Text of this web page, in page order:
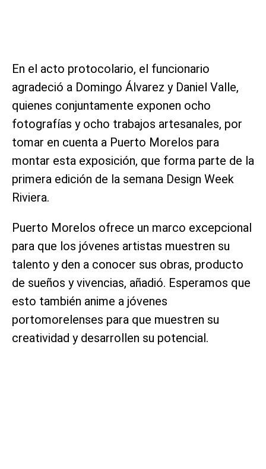
En el acto protocolario, el funcionario
agradeció a Domingo Álvarez y Daniel Valle,
quienes conjuntamente exponen ocho
fotografías y ocho trabajos artesanales, por
tomar en cuenta a Puerto Morelos para
montar esta exposición, que forma parte de la
primera edición de la semana Design Week
Riviera.
Puerto Morelos ofrece un marco excepcional
para que los jóvenes artistas muestren su
talento y den a conocer sus obras, producto
de sueños y vivencias, añadió. Esperamos que
esto también anime a jóvenes
portomorelenses para que muestren su
creatividad y desarrollen su potencial.